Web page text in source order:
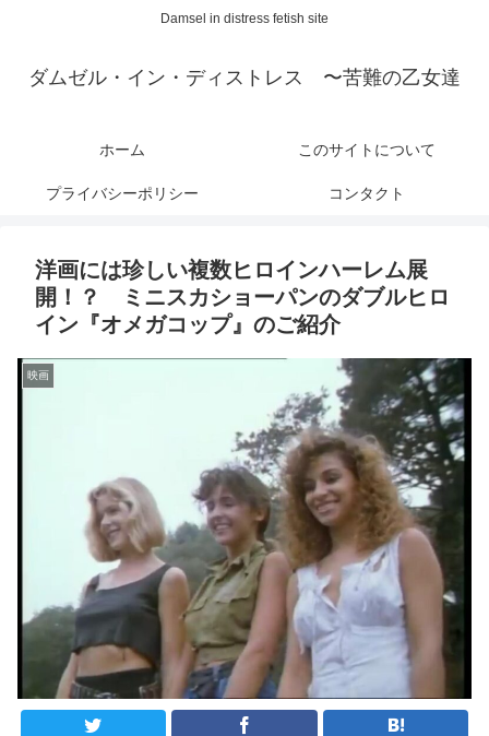
Damsel in distress fetish site
ダムゼル・イン・ディストレス 〜苦難の乙女達
ホーム このサイトについて
プライバシーポリシー コンタクト
洋画には珍しい複数ヒロインハーレム展
開！？ ミニスカショーパンのダブルヒロ
イン『オメガコップ』のご紹介
映画